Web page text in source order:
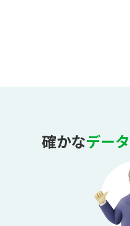
確かなデータ